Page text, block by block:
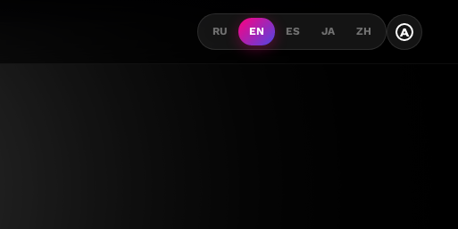
RU EN ES JA ZH A